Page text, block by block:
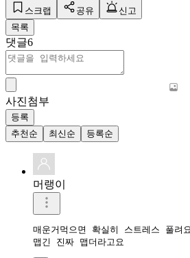
스크랩 공유
신고
목록
댓글6
사진첨부
등록
추천순
최신순 등록순
머랭이
매운거먹으면 확실히 스트레스 풀려
맵긴 진짜 맵더라고요